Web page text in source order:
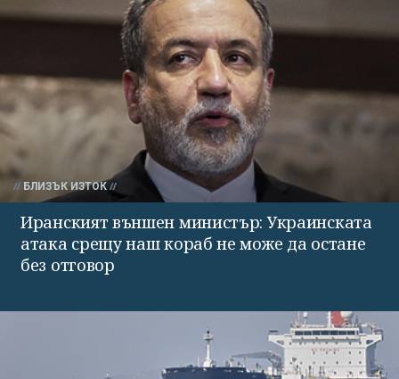
БЛИЗЪК ИЗТОК
Иранският външен министър: Украинската
атака срещу наш кораб не може да остане
без отговор